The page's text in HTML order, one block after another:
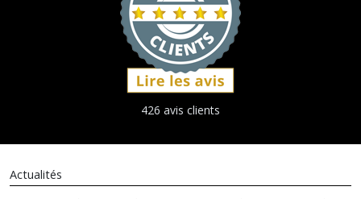
426 avis clients
Actualités